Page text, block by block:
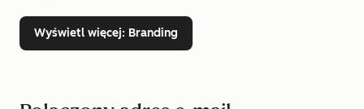
Wyświetl więcej: Branding